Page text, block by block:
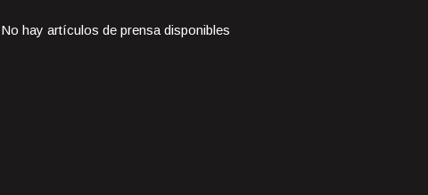
No hay artículos de prensa disponibles